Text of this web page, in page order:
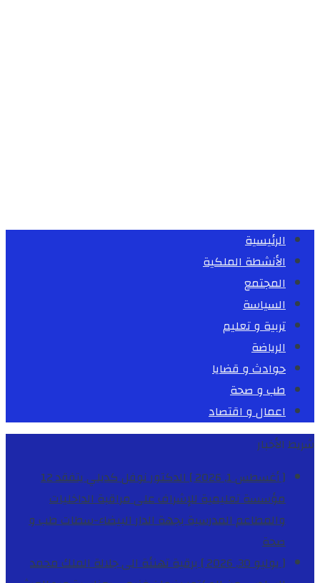
الرئيسية
الأنشطة الملكية
المجتمع
السياسة
تربية و تعليم
الرياضة
حوادث و قضايا
طب و صحة
اعمال و اقتصاد
شريط الأخبار
[ أغسطس 1, 2026 ]
الدكتور نوفل كديلي يتفقد 12
مؤسسة تعليمية للإشراف على مراقبة الداخليات
والمطاعم المدرسية بجهة الدار البيضاء-سطاتطب و
صحة
[ يوليو 30, 2026 ]
برقية تهنئة الى جلالة الملك محمد